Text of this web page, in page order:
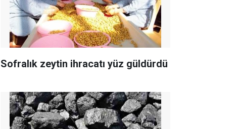
Sofralık zeytin ihracatı yüz güldürdü